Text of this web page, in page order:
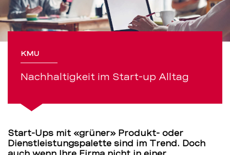
im
Start-
up
Alltag
–
BEKB
KMU
Nachhaltigkeit im Start-up Alltag
Start-Ups mit «grüner» Produkt- oder
Dienstleistungspalette sind im Trend. Doch